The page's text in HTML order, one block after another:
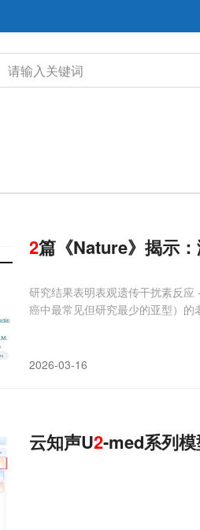
2篇《Nature》揭示
研究结果表明表观遗传干扰素反应
癌中最常见但研究最少的亚型）的
2026-03-16
云知声U2-med系列